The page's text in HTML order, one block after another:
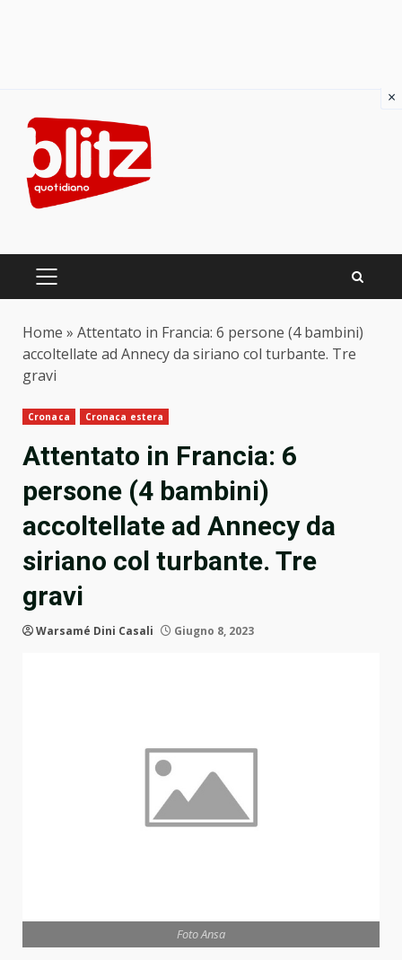
content
PRIMARY
Home » Attentato in Francia: 6 persone (4 bambini)
accoltellate ad Annecy da siriano col turbante. Tre
gravi
Cronaca Cronaca estera
Attentato in Francia: 6
persone (4 bambini)
accoltellate ad Annecy da
siriano col turbante. Tre
gravi
Warsamé Dini Casali Giugno 8, 2023
Foto Ansa
×